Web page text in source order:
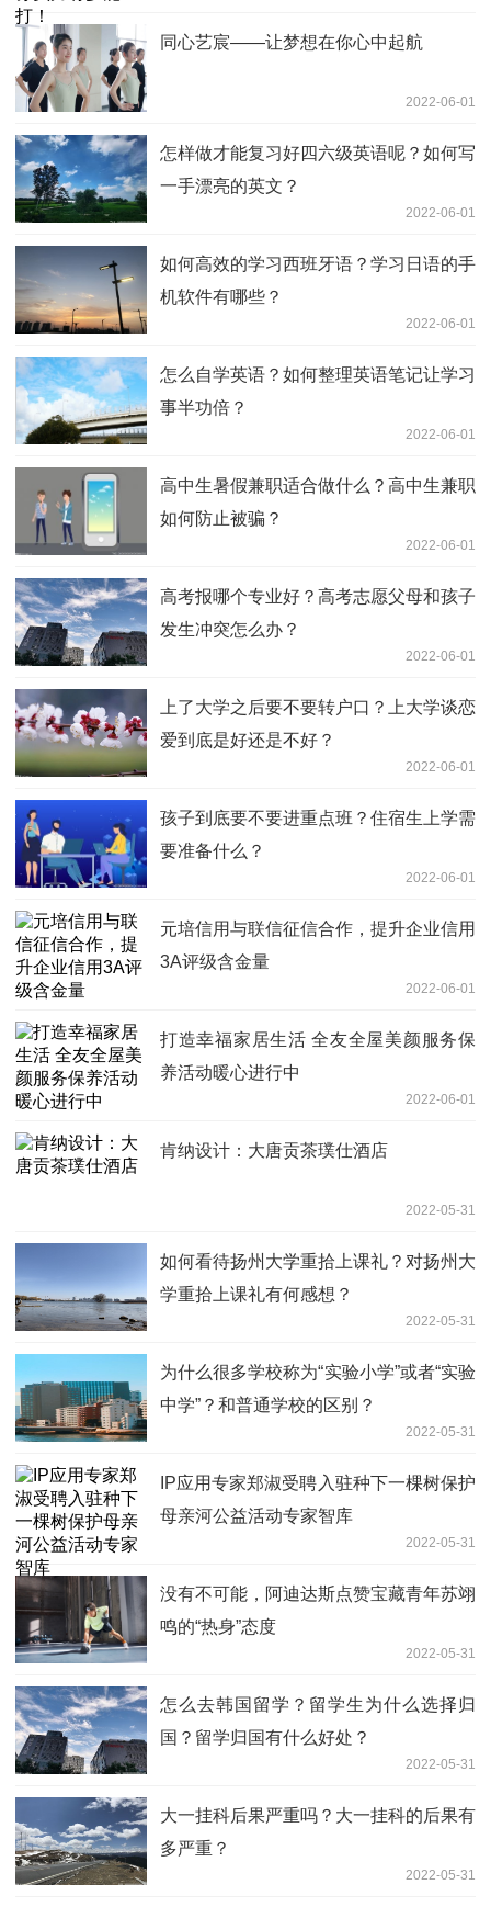
同心艺宸——让梦想在你心中起航
2022-06-01
怎样做才能复习好四六级英语呢？如何写
一手漂亮的英文？
2022-06-01
如何高效的学习西班牙语？学习日语的手
机软件有哪些？
2022-06-01
怎么自学英语？如何整理英语笔记让学习
事半功倍？
2022-06-01
高中生暑假兼职适合做什么？高中生兼职
如何防止被骗？
2022-06-01
高考报哪个专业好？高考志愿父母和孩子
发生冲突怎么办？
2022-06-01
上了大学之后要不要转户口？上大学谈恋
爱到底是好还是不好？
2022-06-01
孩子到底要不要进重点班？住宿生上学需
要准备什么？
2022-06-01
元培信用与联信征信合作，提升企业信用
3A评级含金量
2022-06-01
打造幸福家居生活 全友全屋美颜服务保
养活动暖心进行中
2022-06-01
肯纳设计：大唐贡茶璞仕酒店
2022-05-31
如何看待扬州大学重拾上课礼？对扬州大
学重拾上课礼有何感想？
2022-05-31
为什么很多学校称为“实验小学”或者“实验
中学”？和普通学校的区别？
2022-05-31
IP应用专家郑淑受聘入驻种下一棵树保护
母亲河公益活动专家智库
2022-05-31
没有不可能，阿迪达斯点赞宝藏青年苏翊
鸣的“热身”态度
2022-05-31
怎么去韩国留学？留学生为什么选择归
国？留学归国有什么好处？
2022-05-31
大一挂科后果严重吗？大一挂科的后果有
多严重？
2022-05-31